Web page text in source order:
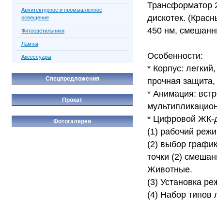
Трансформатор
дискотек.
450 нм,
Особенности:
* Корпус:
прочная защита,
* Анимация:
* Цифровой ЖК-
(1) рабочий
(2) выбор
точки (2)
Животные.
(3) Установка
(4) Набор типов
Архитектурное и промышленное
освещение
Фитосветильники
Лампы
Аксессуары
Спецпредложения
Прокат
Фотогалерея